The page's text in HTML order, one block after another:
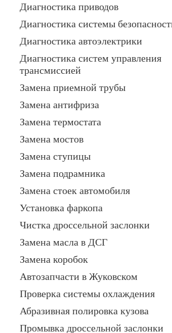
Диагностика приводов
Диагностика системы
Диагностика автоэлектрики
Диагностика систем управления
трансмиссией
Замена приемной трубы
Замена антифриза
Замена термостата
Замена мостов
Замена ступицы
Замена подрамника
Замена стоек автомобиля
Установка фаркопа
Чистка дроссельной заслонки
Замена масла в ДСГ
Замена коробок
Автозапчасти в Жуковском
Проверка системы охлаждения
Абразивная полировка кузова
Промывка дроссельной заслонки